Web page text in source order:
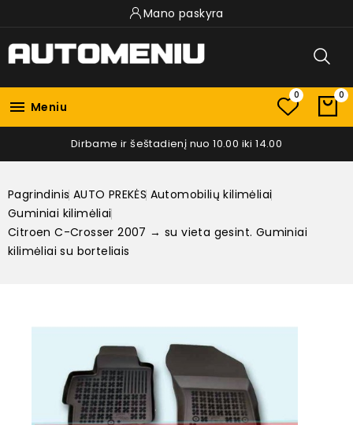
Mano paskyra
 Meniu
0 0
Dirbame ir šeštadienį nuo 10.00 iki 14.00
Pagrindinis AUTO PREKĖS Automobilių kilimėliai
Guminiai kilimėliai
Citroen C-Crosser 2007 → su vieta gesint. Guminiai
kilimėliai su borteliais